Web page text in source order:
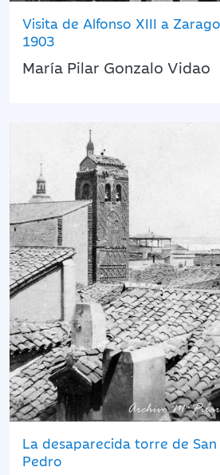
Visita de Alfonso XIII a
1903
María Pilar Gonzalo Vidao
La desaparecida torre de San
Pedro